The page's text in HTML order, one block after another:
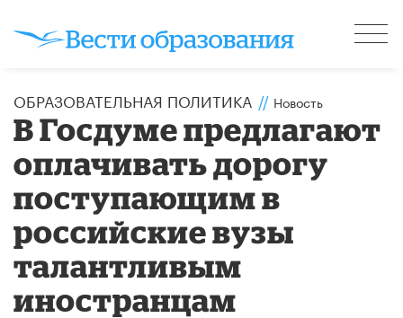
ОБРАЗОВАТЕЛЬНАЯ ПОЛИТИКА // Новость
В Госдуме предлагают
оплачивать дорогу
поступающим в
российские вузы
талантливым
иностранцам